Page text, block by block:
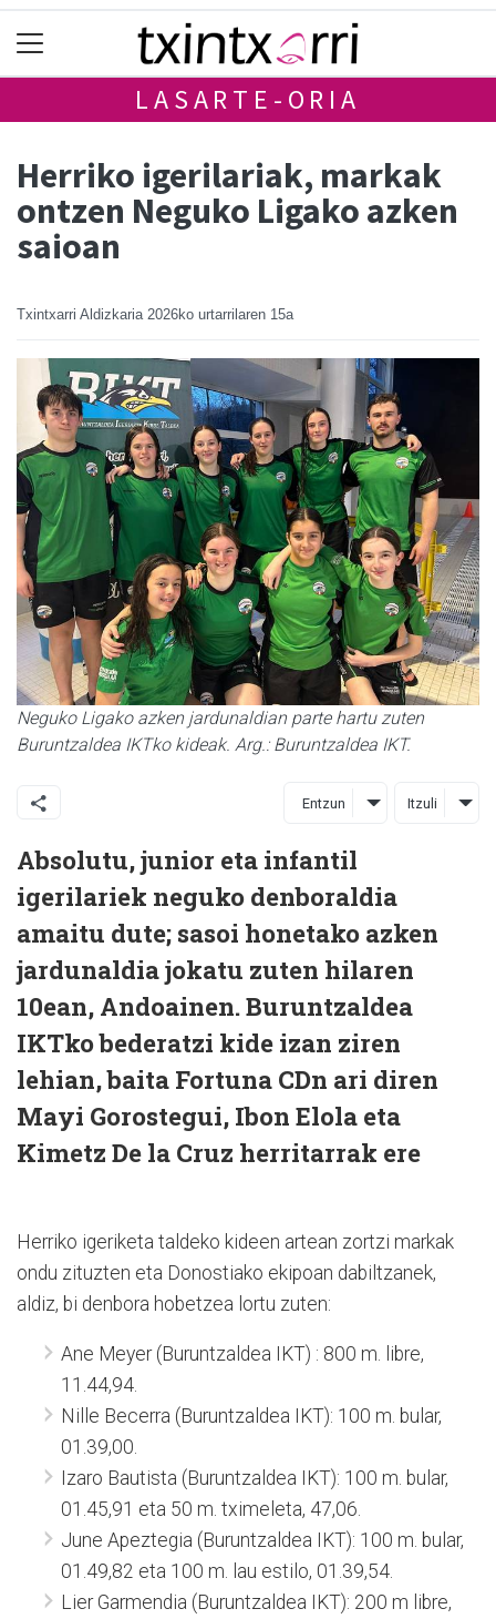
LASARTE-ORIA
Herriko igerilariak, markak
ontzen Neguko Ligako azken
saioan
Txintxarri Aldizkaria 2026ko urtarrilaren 15a
Neguko Ligako azken jardunaldian parte hartu zuten
Buruntzaldea IKTko kideak. Arg.: Buruntzaldea IKT.
Entzun Itzuli
Absolutu, junior eta infantil
igerilariek neguko denboraldia
amaitu dute; sasoi honetako azken
jardunaldia jokatu zuten hilaren
10ean, Andoainen. Buruntzaldea
IKTko bederatzi kide izan ziren
lehian, baita Fortuna CDn ari diren
Mayi Gorostegui, Ibon Elola eta
Kimetz De la Cruz herritarrak ere
Herriko igeriketa taldeko kideen artean zortzi markak
ondu zituzten eta Donostiako ekipoan dabiltzanek,
aldiz, bi denbora hobetzea lortu zuten:
Ane Meyer (Buruntzaldea IKT) : 800 m. libre,
11.44,94.
Nille Becerra (Buruntzaldea IKT): 100 m. bular,
01.39,00.
zaro Bautista (Buruntzaldea IKT): 100 m. bular,
01.45,91 eta 50 m. tximeleta, 47,06.
June Apeztegia (Buruntzaldea IKT): 100 m. bular,
01.49,82 eta 100 m. lau estilo, 01.39,54.
Lier Garmendia (Buruntzaldea IKT): 200 m libre,